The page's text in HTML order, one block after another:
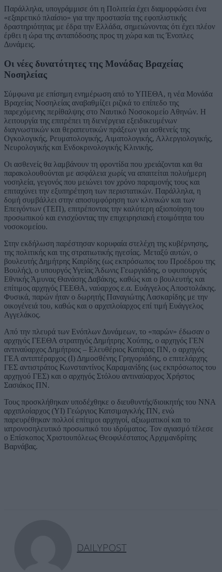
Παράλληλα, υπογράμμισε ότι η Πολιτεία έχει διαμορφώσει ένα
«εξαιρετικό πλαίσιο» για την προστασία της εφοπλιστικής
δραστηριότητας με έδρα την Ελλάδα, σημειώνοντας ότι έχει πλέον
έρθει η ώρα της ανταπόδοσης προς τη χώρα και τις Ένοπλες
Δυνάμεις.
Οι νέες δυνατότητες της Μονάδας Βραχείας
Νοσηλείας
Σύμφωνα με επίσημη ενημέρωση από το ΥΠΕΘΑ, η νέα Μονάδα
Βραχείας Νοσηλείας αναβαθμίζει ριζικά το επίπεδο της
παρεχόμενης περίθαλψης στο Ναυτικό Νοσοκομείο Αθηνών. Η
λειτουργία της επιτρέπει τη διενέργεια εξειδικευμένων
διαγνωστικών και θεραπευτικών πράξεων για ασθενείς της
Ογκολογικής, Ρευματολογικής, Αιματολογικής, Αλλεργιολογικής,
Νευρολογικής και Ενδοκρινολογικής Κλινικής.
Οι ασθενείς θα λαμβάνουν τη φροντίδα που χρειάζονται και θα
παρακολουθούνται με ασφάλεια χωρίς να απαιτείται πολυήμερη
νοσηλεία, γεγονός που μειώνει τον χρόνο παραμονής τους και
επιταχύνει την εξυπηρέτηση των περιστατικών. Παράλληλα, η
δομή συμβάλλει στην αποσυμφόρηση των κλινικών και των
Επειγόντων (ΤΕΠ), επιτρέποντας την καλύτερη αξιοποίηση του
προσωπικού και ενισχύοντας την επιχειρησιακή ετοιμότητα του
νοσοκομείου.
Στην εκδήλωση παρέστησαν κορυφαία στελέχη της κυβέρνησης,
της πολιτικής και της στρατιωτικής ηγεσίας. Μεταξύ αυτών, ο
βουλευτής Δημήτρης Καιρίδης (ως εκπρόσωπος του Προέδρου της
Βουλής), ο υπουργός Υγείας Άδωνις Γεωργιάδης, ο υφυπουργός
Εθνικής Άμυνας Θανάσης Δαβάκης, καθώς και ο βουλευτής και
επίτιμος αρχηγός ΓΕΕΘΑ, ναύαρχος ε.α. Ευάγγελος Αποστολάκης.
Φυσικά, παρών ήταν ο δωρητής Παναγιώτης Λασκαρίδης με την
οικογένειά του, καθώς και ο αρχιπλοίαρχος επί τιμή Ευάγγελος
Αγγελάκος.
Από την πλευρά των Ενόπλων Δυνάμεων, το «παρών» έδωσαν ο
αρχηγός ΓΕΕΘΑ στρατηγός Δημήτρης Χούπης, ο αρχηγός ΓΕΝ
αντιναύαρχος Δημήτριος – Ελευθέριος Κατάρας ΠΝ, ο αρχηγός
ΓΕΑ αντιπτέραρχος (Ι) Δημοσθένης Γρηγοριάδης, ο επιτελάρχης
ΓΕΣ αντιστράτος Κωνσταντίνος Καραμανίδης (ως εκπρόσωπος του
αρχηγού ΓΕΣ) και ο αρχηγός Στόλου αντιναύαρχος Χρήστος
Σασιάκος ΠΝ.
Τους προσκλήθηκαν υποδέχθηκε ο διευθυντής/διοικητής του ΝΝΑ
αρχιπλοίαρχος (ΥΙ) Γεώργιος Κατσιμαγκλής ΠΝ, ενώ
παρευρέθηκαν πολλοί επίτιμοι αρχηγοί, αξιωματικοί και το
ιατρονοσηλευτικό προσωπικό του ιδρύματος. Τον αγιασμό τέλεσε
ο Επίσκοπος Χριστουπόλεως Θεοφιλέστατος Αρχιμανδρίτης
Βαρνάβας.
DAILYPOST